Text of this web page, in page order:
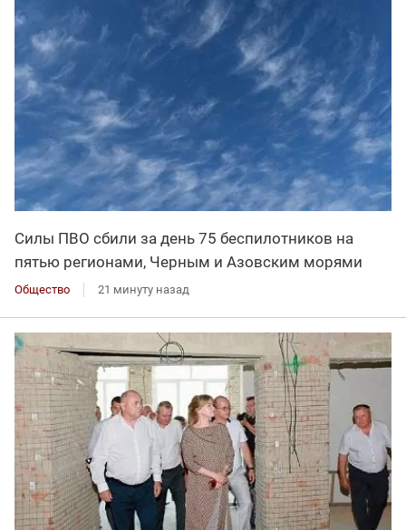
Силы ПВО сбили за день 75 беспилотников на
пятью регионами, Черным и Азовским морями
Общество 21 минуту назад